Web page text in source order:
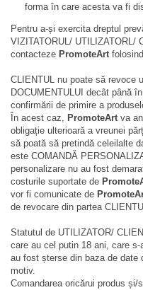
forma în care acesta va fi
Pentru a-și exercita dreptul
VIZITATORUL/ UTILIZATORL/
contacteze PromoteArt
CLIENTUL nu poate să revoce
DOCUMENTULUI decât până
confirmării de primire a
În acest caz, PromoteArtva
obligație ulterioară a vreunei
să poată să pretindă celeilalte
este COMANDĂ
personalizare nu au fost
costurile suportate de
vor fi comunicate de
de revocare din partea
Statutul de UTILIZATOR/
care au cel putin 18 ani, care
au fost șterse din baza de date
motiv.
Comandarea oricărui produs